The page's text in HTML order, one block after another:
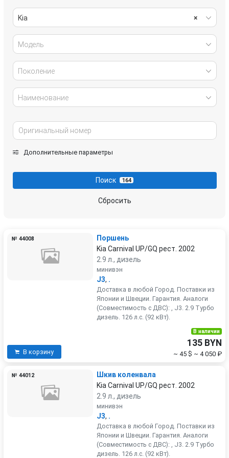
×
Kia
Модель
Поколение
Наименование
Дополнительные параметры
Поиск 164
Сбросить
№ 44008
Поршень
Kia Carnival UP/GQ рест. 2002
2.9 л., дизель
минивэн
J3, .
Доставка в любой Город. Поставки из
Японии и Швеции. Гарантия. Аналоги
(Совместимость с ДВС): , J3. 2.9 Турбо
дизель. 126 л.с. (92 кВт).
В корзину
В наличии
135 BYN
~ 45 $ ~ 4 050 ₽
№ 44012
Шкив коленвала
Kia Carnival UP/GQ рест. 2002
2.9 л., дизель
минивэн
J3, .
Доставка в любой Город. Поставки из
Японии и Швеции. Гарантия. Аналоги
(Совместимость с ДВС): , J3. 2.9 Турбо
дизель. 126 л.с. (92 кВт).